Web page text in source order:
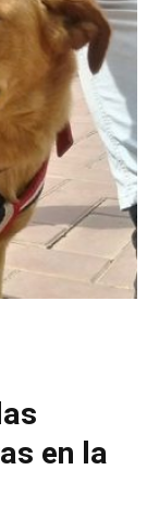
en la